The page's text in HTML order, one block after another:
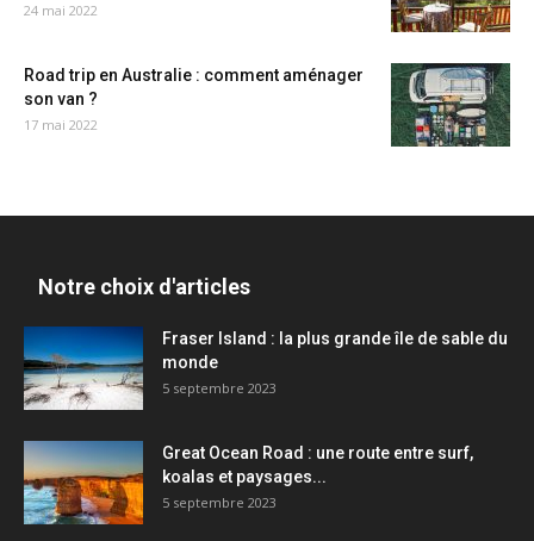
24 mai 2022
Road trip en Australie : comment aménager
son van ?
17 mai 2022
Notre choix d'articles
Fraser Island : la plus grande île de sable du
monde
5 septembre 2023
Great Ocean Road : une route entre surf,
koalas et paysages...
5 septembre 2023